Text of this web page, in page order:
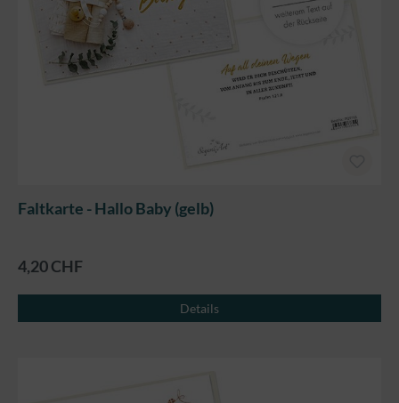
Faltkarte - Hallo Baby (gelb)
4,20 CHF
Details